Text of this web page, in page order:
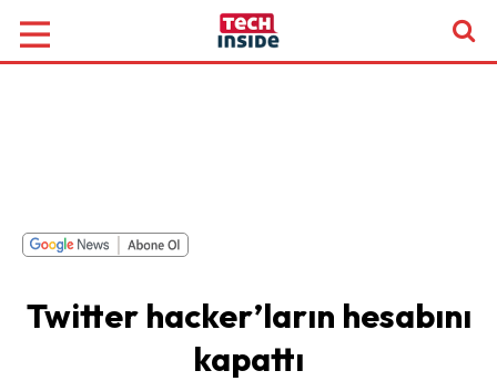
Twitter hacker’ların hesabını
kapattı